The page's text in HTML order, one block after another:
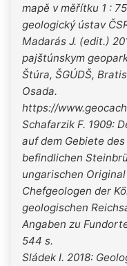
mapě v měřítku 1 :
geologický ústav
Madarás J. (edit.)
pajštúnskym
Štúra, ŠGÚDŠ,
Osada.
https://
Schafarzik F. 1909:
auf dem Gebiete
befindlichen
ungarischen
Chefgeologen der
geologischen
Angaben zu
544 s.
Sládek I. 2018: